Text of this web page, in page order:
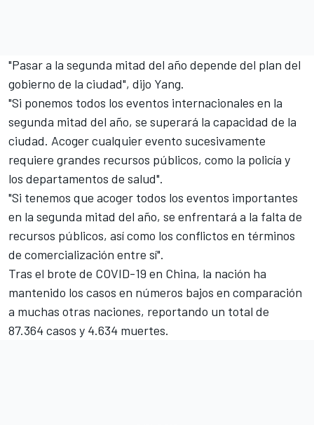
"Pasar a la segunda mitad del año depende del plan del
gobierno de la ciudad", dijo Yang.
"Si ponemos todos los eventos internacionales en la
segunda mitad del año, se superará la capacidad de la
ciudad. Acoger cualquier evento sucesivamente
requiere grandes recursos públicos, como la policía y
los departamentos de salud".
"Si tenemos que acoger todos los eventos importantes
en la segunda mitad del año, se enfrentará a la falta de
recursos públicos, así como los conflictos en términos
de comercialización entre sí".
Tras el brote de COVID-19 en China, la nación ha
mantenido los casos en números bajos en comparación
a muchas otras naciones, reportando un total de
87.364 casos y 4.634 muertes.